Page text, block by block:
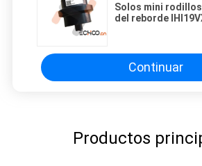
Solos mini
del reborde
Continuar
Productos